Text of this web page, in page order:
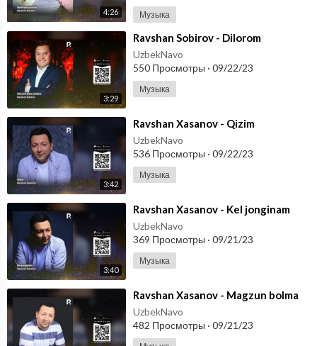
4:26 Музыка
3:29
⁣Ravshan Sobirov - Dilorom
UzbekNavo
550 Просмотры · 09/22/23
Музыка
3:42
⁣Ravshan Xasanov - Qizim
UzbekNavo
536 Просмотры · 09/22/23
Музыка
3:40
⁣Ravshan Xasanov - Kel jonginam
UzbekNavo
369 Просмотры · 09/21/23
Музыка
⁣Ravshan Xasanov - Magzun bolma
UzbekNavo
482 Просмотры · 09/21/23